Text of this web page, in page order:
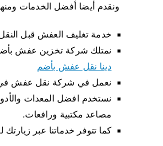
ونقدم أيضا أفضل الخدمات
خدمة تغليف العفش قبل
نمتلك شركة تخزين عفش بأضم
دينا نقل عفش بأضم
نعمل في شركة نقل عفش في
نستخدم افضل المعدات
مصاعد مكتبية ورافعات.
كما تتوفر خدماتنا عبر زيارتك